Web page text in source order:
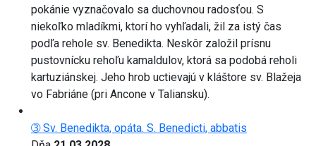
pokánie vyznačovalo sa duchovnou radosťou. S
niekoľko mladíkmi, ktorí ho vyhľadali, žil za istý čas
podľa rehole sv. Benedikta. Neskôr založil prísnu
pustovnícku rehoľu kamaldulov, ktorá sa podobá reholi
kartuziánskej. Jeho hrob uctievajú v kláštore sv. Blažeja
vo Fabriáne (pri Ancone v Taliansku).
➂ Sv. Benedikta, opáta. S. Benedicti, abbatis